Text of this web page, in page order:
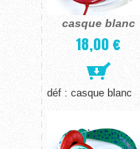
casque blanc
18,00 €
déf : casque blanc